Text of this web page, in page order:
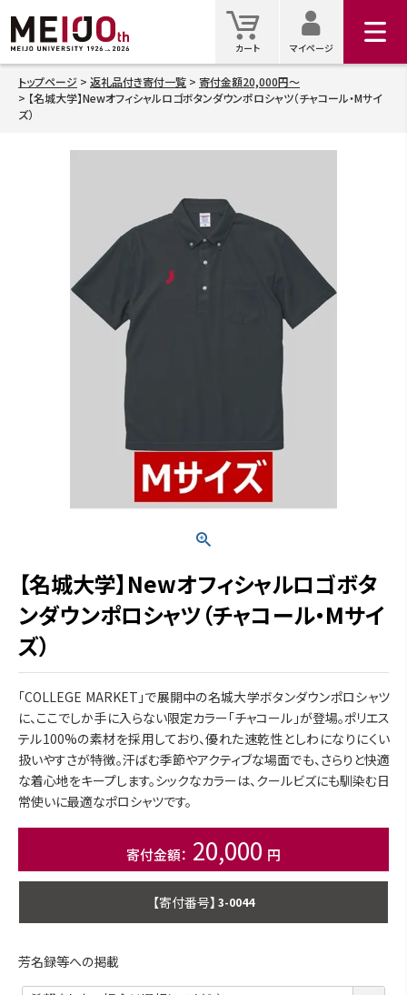
カート
カート
マイ
マイページ
トップページ 返礼品付き寄付一覧
寄付金額20,000円～
【名城大学】Newオフィシャルロゴボタンダウンポロシャツ（チャコール・Mサイ
ズ）
検索
【名城大学】Newオフィシャルロゴボタ
ンダウンポロシャツ（チャコール・Mサイ
ズ）
「COLLEGE MARKET」で展開中の名城大学ボタンダウンポロシャツ
に、ここでしか手に入らない限定カラー「チャコール」が登場。ポリエス
テル100%の素材を採用しており、優れた速乾性としわになりにくい
扱いやすさが特徴。汗ばむ季節やアクティブな場面でも、さらりと快適
な着心地をキープします。シックなカラーは、クールビズにも馴染む日
常使いに最適なポロシャツです。
20,000
商品番号 3-0044
芳名録等への掲載